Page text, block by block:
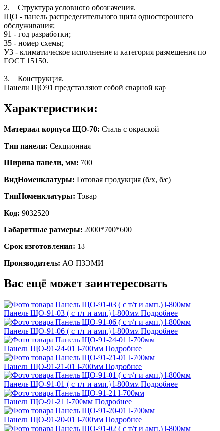
2. Структура условного обозначения.
ЩО - панель распределительного щита одностороннего
обслуживания;
91 - год разработки;
35 - номер схемы;
У3 - климатическое исполнение и категория размещения по
ГОСТ 15150.
3. Конструкция.
Панели ЩО91 представляют собой сварной кар
Характеристики:
Материал корпуса ЩО-70: Сталь с окраской
Тип панели: Секционная
Ширина панели, мм: 700
ВидНоменклатуры: Готовая продукция (б/х, б/с)
ТипНоменклатуры: Товар
Код: 9032520
Габаритные размеры: 2000*700*600
Срок изготовления: 18
Производитель: АО ПЗЭМИ
Вас ещё может заинтересовать
Панель ЩО-91-03 ( с т/т и амп.) l-800мм Подробнее
Панель ЩО-91-06 ( с т/т и амп.) l-800мм Подробнее
Панель ЩО-91-24-01 l-700мм Подробнее
Панель ЩО-91-21-01 l-700мм Подробнее
Панель ЩО-91-01 ( с т/т и амп.) l-800мм Подробнее
Панель ЩО-91-21 l-700мм Подробнее
Панель ЩО-91-20-01 l-700мм Подробнее